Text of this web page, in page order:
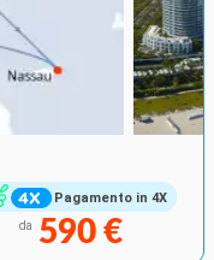
Pagamento in 4X
da 590 €